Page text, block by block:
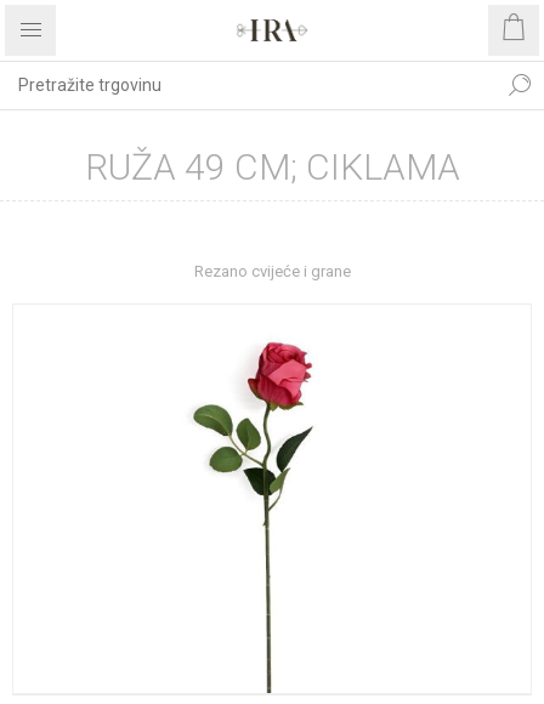
RUŽA 49 CM; CIKLAMA
Rezano cvijeće i grane